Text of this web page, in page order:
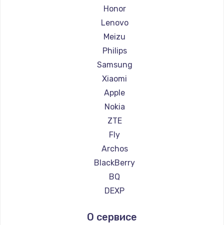
Ремонт смартфонов Kyocera
Ремонт смартфонов LeEco
Ремонт смартфонов OnePlus
Ремонт смартфонов teXet
Ремонт смартфонов Motorola
Ремонт смартфонов Prestigio
Ремонт смартфонов Vertex
Ремонт смартфонов Microsoft
Ремонт смартфонов Sharp
Ремонт смартфонов Elephone
Ремонт смартфонов BlackView
Ремонт смартфонов Google
Ремонт смартфонов Vertu
Ремонт смартфонов Tp-Link
Ремонт смартфонов Nubia
Honor
Lenovo
Meizu
Philips
Samsung
Xiaomi
Apple
Nokia
ZTE
Fly
Archos
BlackBerry
BQ
DEXP
Ginzzu
О сервисе